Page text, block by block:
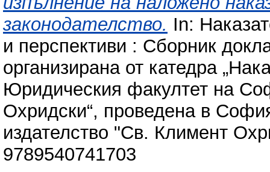
законодателство. In:
и перспективи : Сборник
организирана от катедра
Юридическия факултет на
Охридски“, проведена в
издателство "Св. Климент
9789540741703